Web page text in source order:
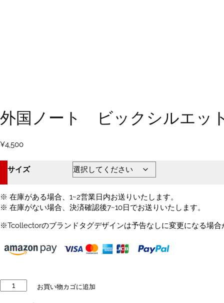
外国ノート ビックシルエッ
¥4,500
サイズ
※ 在庫がある場合、1~2営業日内お送りいたします。
※ 在庫がない場合、決済確認後7~10日でお送りいたします。
※Tcollectorのブランドタグデザインは予告なしに変更になる場合
国
お買い物カゴに追加